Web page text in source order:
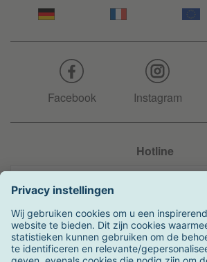
Facebook Instagram
Hotline
Zo kunt u betalen